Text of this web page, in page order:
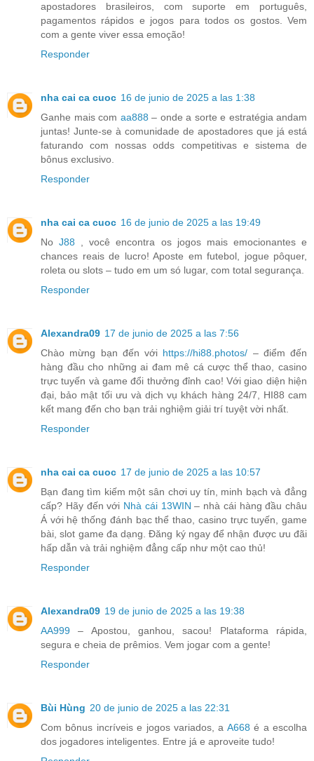
apostadores brasileiros, com suporte em português,
pagamentos rápidos e jogos para todos os gostos. Vem
com a gente viver essa emoção!
Responder
nha cai ca cuoc 16 de junio de 2025 a las 1:38
Ganhe mais com aa888 – onde a sorte e estratégia andam
juntas! Junte-se à comunidade de apostadores que já está
faturando com nossas odds competitivas e sistema de
bônus exclusivo.
Responder
nha cai ca cuoc 16 de junio de 2025 a las 19:49
NoJ88 , você encontra os jogos mais emocionantes e
chances reais de lucro! Aposte em futebol, jogue pôquer,
roleta ou slots – tudo em um só lugar, com total segurança.
Responder
Alexandra09 17 de junio de 2025 a las 7:56
Chào mừng bạn đến với https://hi88.photos/ – điểm đến
hàng đầu cho những ai đam mê cá cược thể thao, casino
trực tuyến và game đổi thưởng đỉnh cao! Với giao diện hiện
đại, bảo mật tối ưu và dịch vụ khách hàng 24/7, HI88 cam
kết mang đến cho bạn trải nghiệm giải trí tuyệt vời nhất.
Responder
nha cai ca cuoc 17 de junio de 2025 a las 10:57
Bạn đang tìm kiếm một sân chơi uy tín, minh bạch và đẳng
cấp? Hãy đến với Nhà cái 13WIN – nhà cái hàng đầu châu
Á với hệ thống đánh bạc thể thao, casino trực tuyến, game
bài, slot game đa dạng. Đăng ký ngay để nhận được ưu đãi
hấp dẫn và trải nghiệm đẳng cấp như một cao thủ!
Responder
Alexandra09 19 de junio de 2025 a las 19:38
AA999 – Apostou, ganhou, sacou! Plataforma rápida,
segura e cheia de prêmios. Vem jogar com a gente!
Responder
Bùi Hùng 20 de junio de 2025 a las 22:31
Com bônus incríveis e jogos variados, a A668 é a escolha
dos jogadores inteligentes. Entre já e aproveite tudo!